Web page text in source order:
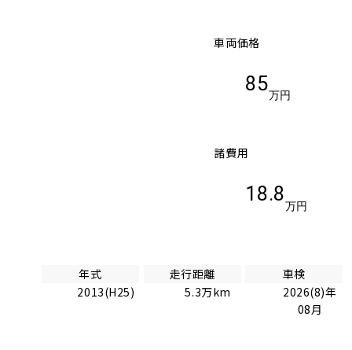
車両価格
85
万円
諸費用
18.8
万円
年式
2013(H25)
走行距離
5.3万km
車検
2026(8)年
08月